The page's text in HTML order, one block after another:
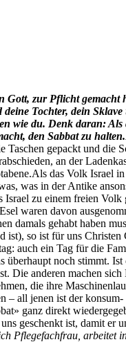
Gott, zur Pflicht gemacht
Tochter, dein
wie du. Denk daran: Als
den Sab­bat zu hal­ten.
gepackt und die
an der
das Volk Israel
was in der Antike
zu einem freien
waren davon
damals gehabt haben
so ist für uns
auch ein Tag für die
noch stimmt.
anderen machen
die ihre
all jenen ist der
ganz direkt
geschenkt ist, damit
Pflege­fach­frau, arbeit­et